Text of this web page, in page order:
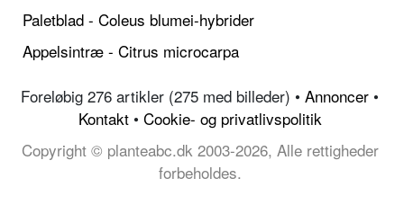
Paletblad - Coleus blumei-hybrider
Appelsintræ - Citrus microcarpa
Foreløbig 276 artikler (275 med billeder) • Annoncer •
Kontakt• Cookie- og privatlivspolitik
Copyright © planteabc.dk 2003-2026, Alle rettigheder
forbeholdes.